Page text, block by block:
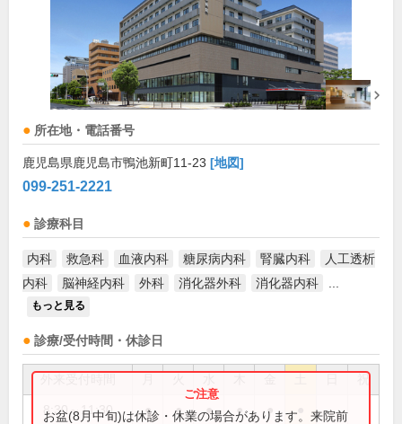
所在地・電話番号
鹿児島県鹿児島市鴨池新町11-23 [地図]
099-251-2221
診療科目
内科 救急科 血液内科 糖尿病内科 腎臓内科
人工透析
内科
脳神経内科 外科 消化器外科 消化器内科
もっと見る
診療/受付時間・休診日
祝
8:30～11:30 ● ● ● ● ●
お盆(8月中旬)は休診・休業の場合があります。来院前